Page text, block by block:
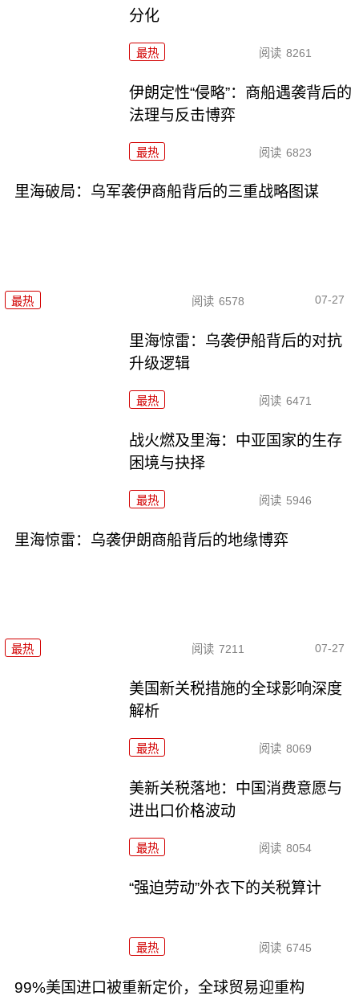
分化
最热 阅读 8261
伊朗定性“侵略”：商船遇袭背后的
法理与反击博弈
最热 阅读 6823
里海破局：乌军袭伊商船背后的三重战略图谋
最热 阅读 6578 07-27
里海惊雷：乌袭伊船背后的对抗
升级逻辑
最热 阅读 6471
战火燃及里海：中亚国家的生存
困境与抉择
最热 阅读 5946
里海惊雷：乌袭伊朗商船背后的地缘博弈
最热 阅读 7211 07-27
美国新关税措施的全球影响深度
解析
最热 阅读 8069
美新关税落地：中国消费意愿与
进出口价格波动
最热 阅读 8054
“强迫劳动”外衣下的关税算计
最热 阅读 6745
99%美国进口被重新定价，全球贸易迎重构